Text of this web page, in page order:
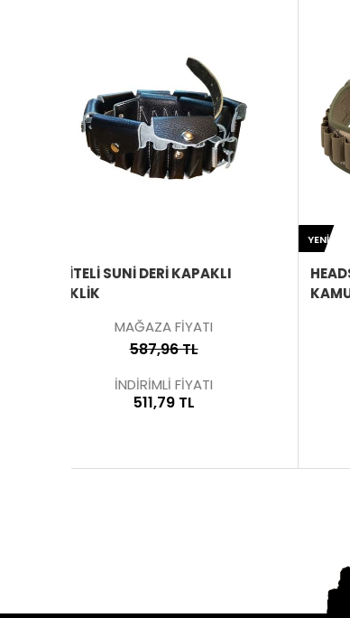
HEADSHOT 18LI BEL TIPI FIŞEKLIK
KAMUFLAJ
MAĞAZA FİYATI
555,12 TL
İNDİRİMLİ FİYATI
482,75 TL